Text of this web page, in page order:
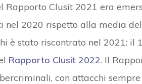
Rapporto Clusit 2021 era
nel 2020 rispetto alla media
è stato riscontrato nel 2021: il
Rapporto Clusit 2022. Il
con attacchi